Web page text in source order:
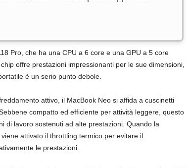
Pro, che ha una CPU a 6 core e una GPU a 5 core
offre prestazioni impressionanti per le sue dimensioni,
è un serio punto debole.
attivo, il MacBook Neo si affida a cuscinetti
compatto ed efficiente per attività leggere, questo
di lavoro sostenuti ad alte prestazioni. Quando la
attivato il throttling termico per evitare il
le prestazioni.